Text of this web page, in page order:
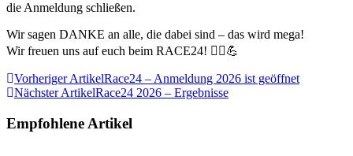
die Anmeldung schließen.
Wir sagen DANKE an alle, die dabei sind – das wird mega!
Wir freuen uns auf euch beim RACE24! 🚴‍♂️💪
Beitragsnavigation
Vorheriger ArtikelRace24 – Anmeldung 2026 ist geöffnet
Nächster ArtikelRace24 2026 – Ergebnisse
Empfohlene Artikel